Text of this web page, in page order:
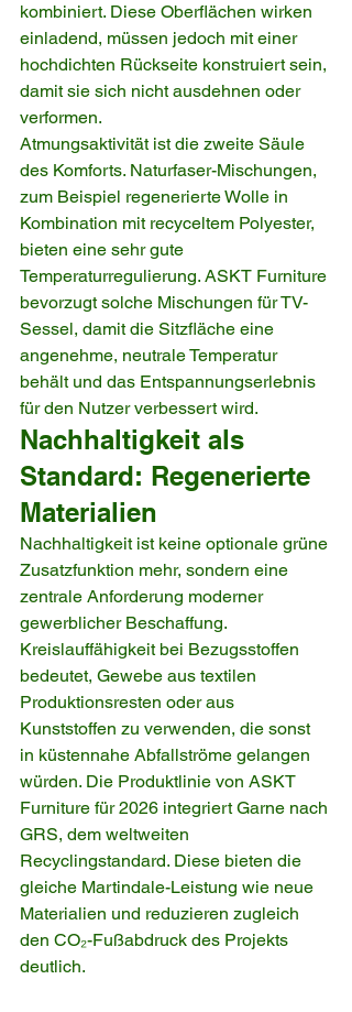
kombiniert. Diese Oberflächen wirken
einladend, müssen jedoch mit einer
hochdichten Rückseite konstruiert sein,
damit sie sich nicht ausdehnen oder
verformen.
Atmungsaktivität ist die zweite Säule
des Komforts. Naturfaser-Mischungen,
zum Beispiel regenerierte Wolle in
Kombination mit recyceltem Polyester,
bieten eine sehr gute
Temperaturregulierung. ASKT Furniture
bevorzugt solche Mischungen für TV-
Sessel, damit die Sitzfläche eine
angenehme, neutrale Temperatur
behält und das Entspannungserlebnis
für den Nutzer verbessert wird.
Nachhaltigkeit als
Standard: Regenerierte
Materialien
Nachhaltigkeit ist keine optionale grüne
Zusatzfunktion mehr, sondern eine
zentrale Anforderung moderner
gewerblicher Beschaffung.
Kreislauffähigkeit bei Bezugsstoffen
bedeutet, Gewebe aus textilen
Produktionsresten oder aus
Kunststoffen zu verwenden, die sonst
in küstennahe Abfallströme gelangen
würden. Die Produktlinie von ASKT
Furniture für 2026 integriert Garne nach
GRS, dem weltweiten
Recyclingstandard. Diese bieten die
gleiche Martindale-Leistung wie neue
Materialien und reduzieren zugleich
den CO₂-Fußabdruck des Projekts
deutlich.